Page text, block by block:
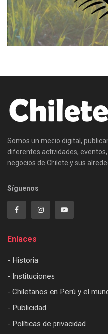
Somos un medio digital,
diferentes actividades,
negocios de Chilete y sus
Síguenos
Enlaces
- Historia
- Instituciones
- Chiletanos en Perú y el
- Publicidad
- Políticas de privacidad